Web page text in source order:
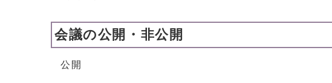
会議の公開・非公開
公開